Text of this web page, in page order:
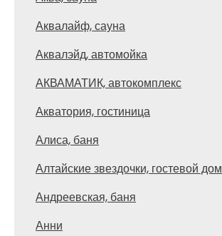
Аквалайф, сауна
Аквалэйд, автомойка
АКВАМАТИК, автокомплекс
Акватория, гостиница
Алиса, баня
Алтайские звездочки, гостевой дом
Андреевская, баня
Анни